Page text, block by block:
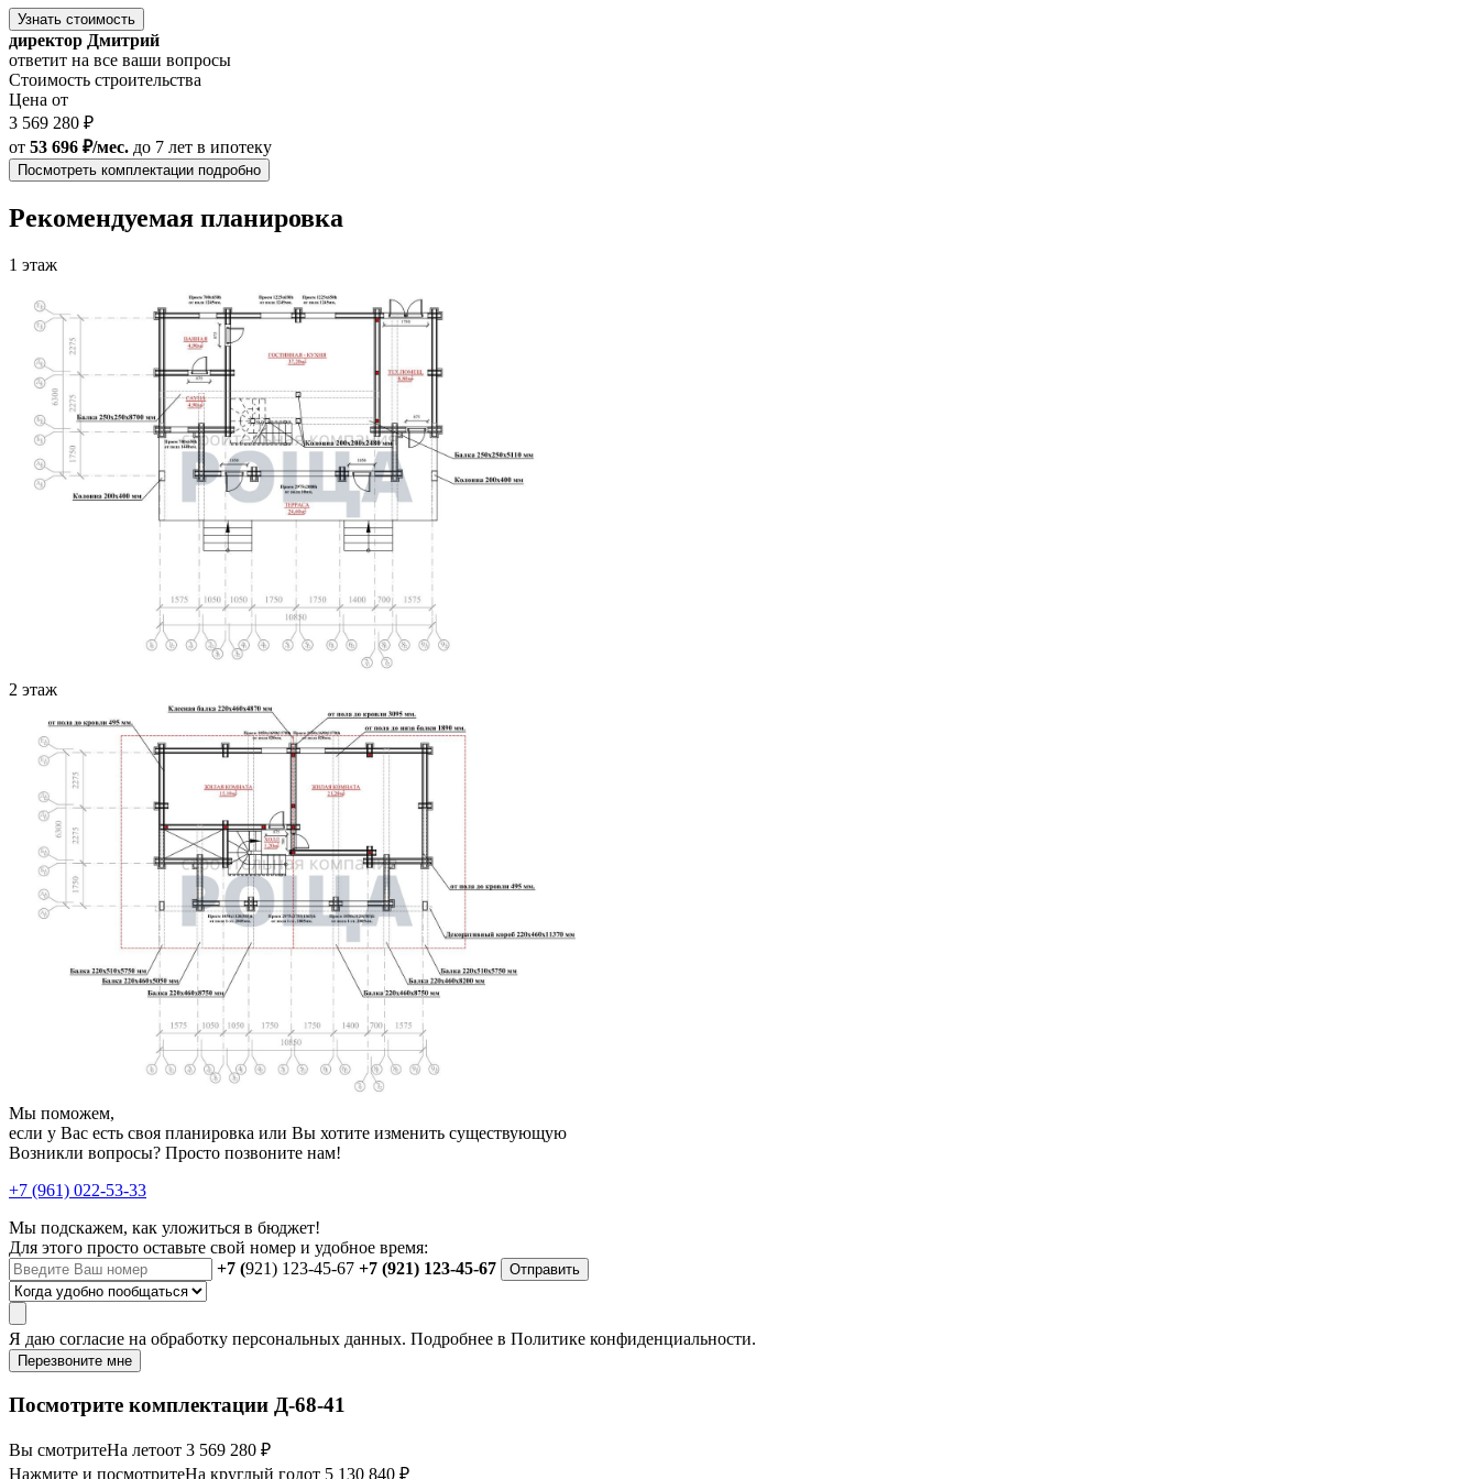
Узнать стоимость
директор Дмитрий
ответит на все ваши вопросы
Стоимость строительства
Цена от
3 569 280 ₽
от 53 696 ₽/мес. до 7 лет в ипотеку
Посмотреть комплектации подробно
Рекомендуемая планировка
1 этаж
2 этаж
Мы поможем,
если у Вас есть своя планировка или Вы хотите изменить существующую
Возникли вопросы? Просто позвоните нам!
+7 (961) 022-53-33
Мы подскажем, как уложиться в бюджет!
Для этого просто оставьте свой номер и удобное время:
+7 (921) 123-45-67 +7 (921) 123-45-67 Отправить
Я даю согласие на обработку персональных данных. Подробнее в Политике конфиденциальности.
Перезвоните мне
Посмотрите комплектации Д-68-41
Вы смотритеНа летоот 3 569 280 ₽
Нажмите и посмотритеНа круглый годот 5 130 840 ₽